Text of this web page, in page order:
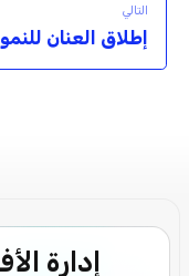
التالي
إطلاق العنان للنمو
إدارة